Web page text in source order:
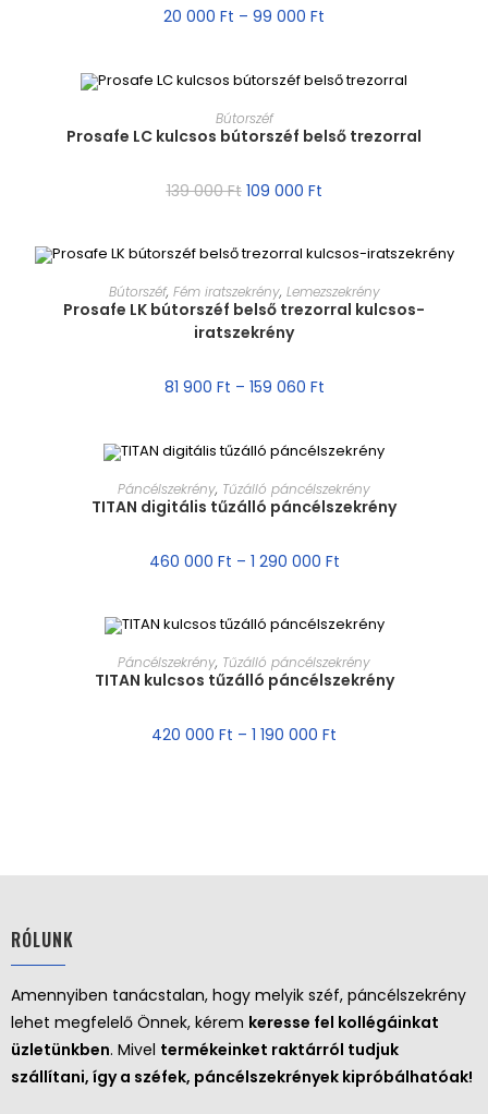
20 000 Ft – 99 000 Ft
MÉRET VÁLASZTÁSA
Bútorszéf
Prosafe LC kulcsos bútorszéf belső trezorral
139 000Ft 109 000 Ft
MÉRET VÁLASZTÁSA
Bútorszéf, Fém iratszekrény, Lemezszekrény
Prosafe LK bútorszéf belső trezorral kulcsos-
iratszekrény
81 900 Ft – 159 060 Ft
MÉRET VÁLASZTÁSA
Páncélszekrény, Tűzálló páncélszekrény
TITAN digitális tűzálló páncélszekrény
460 000 Ft – 1 290 000 Ft
MÉRET VÁLASZTÁSA
Páncélszekrény, Tűzálló páncélszekrény
TITAN kulcsos tűzálló páncélszekrény
420 000 Ft – 1 190 000 Ft
RÓLUNK
Amennyiben tanácstalan, hogy melyik széf, páncélszekrény
lehet megfelelő Önnek, kérem keresse fel kollégáinkat
üzletünkben. Mivel termékeinket raktárról tudjuk
szállítani, így a széfek, páncélszekrények kipróbálhatóak!